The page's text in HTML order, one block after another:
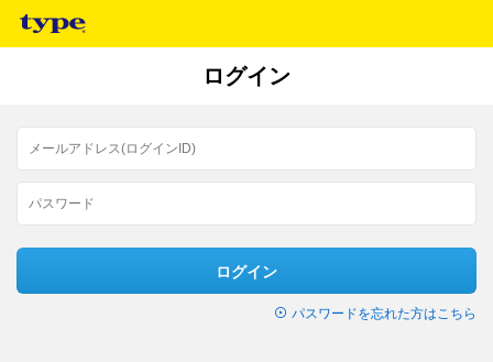
ログイン
ログイン
パスワードを忘れた方はこちら